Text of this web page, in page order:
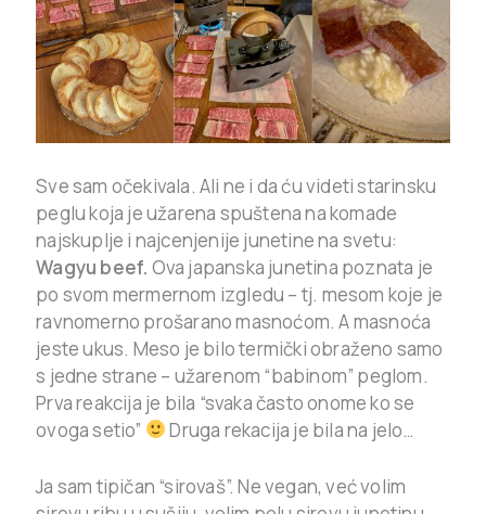
Sve sam očekivala. Ali ne i da ću videti starinsku
peglu koja je užarena spuštena na komade
najskuplje i najcenjenije junetine na svetu:
Wagyu beef. Ova japanska junetina poznata je
po svom mermernom izgledu – tj. mesom koje je
ravnomerno prošarano masnoćom. A masnoća
jeste ukus. Meso je bilo termički obraženo samo
s jedne strane – užarenom “babinom” peglom.
Prva reakcija je bila “svaka často onome ko se
ovoga setio”
Druga rekacija je bila na jelo…
Ja sam tipičan “sirovaš”. Ne vegan, već volim